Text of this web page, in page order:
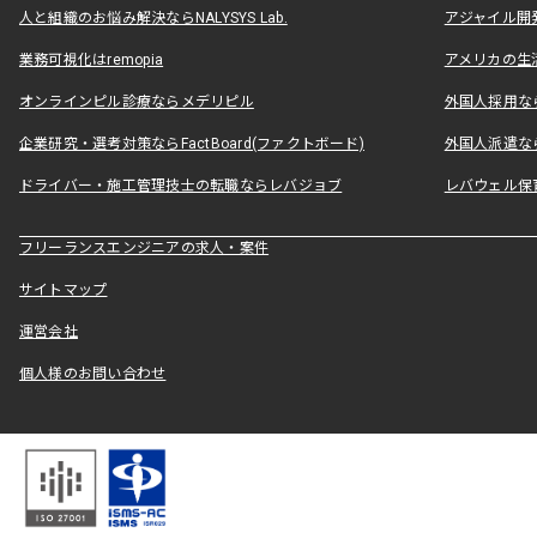
人と組織のお悩み解決ならNALYSYS Lab. アジャイル
業務可視化はremopia アメリカの
オンラインピル診療ならメデリピル 外国人採用
企業研究・選考対策ならFactBoard(ファクトボード) 外国人派遣な
ドライバー・施工管理技士の転職ならレバジョブ レバウェル
フリーランスエンジニアの求人・案件
サイトマップ
運営会社
個人様のお問い合わせ